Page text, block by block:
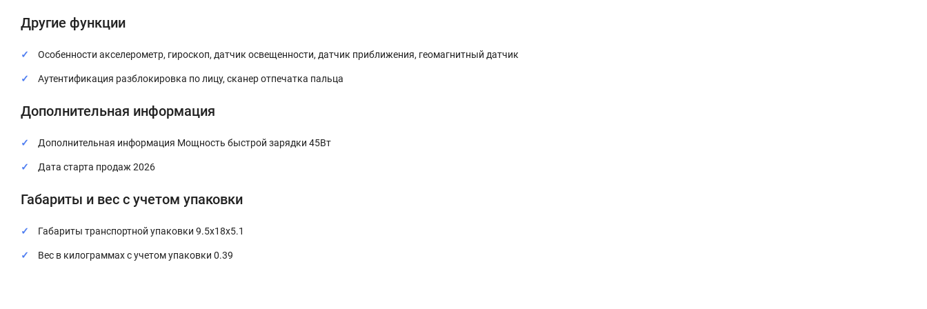
Другие функции
Особенности акселерометр, гироскоп, датчик освещенности, датчик приближения, геомагнитный датчик
Аутентификация разблокировка по лицу, сканер отпечатка пальца
Дополнительная информация
Дополнительная информация Мощность быстрой зарядки 45Вт
Дата старта продаж 2026
Габариты и вес с учетом упаковки
Габариты транспортной упаковки 9.5x18x5.1
Вес в килограммах с учетом упаковки 0.39